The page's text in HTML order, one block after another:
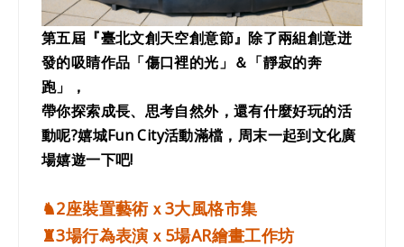
第五屆『臺北文創天空創意節』除了兩組創意迸
發的吸睛作品「傷口裡的光」＆「靜寂的奔
跑」，
帶你探索成長、思考自然外，還有什麼好玩的活
動呢?嬉城Fun City活動滿檔，周末一起到文化廣
場嬉遊一下吧!
♞2座裝置藝術ｘ3大風格市集
♜3場行為表演ｘ5場AR繪畫工作坊